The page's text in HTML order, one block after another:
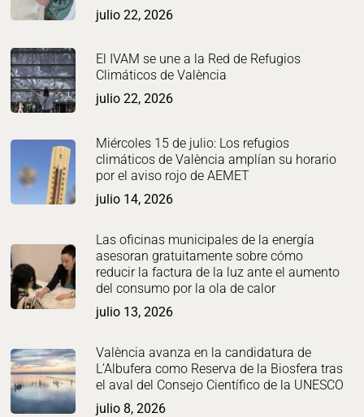
julio 22, 2026
El IVAM se une a la Red de Refugios
Climáticos de València
julio 22, 2026
Miércoles 15 de julio: Los refugios
climáticos de València amplían su horario
por el aviso rojo de AEMET
julio 14, 2026
Las oficinas municipales de la energía
asesoran gratuitamente sobre cómo
reducir la factura de la luz ante el aumento
del consumo por la ola de calor
julio 13, 2026
València avanza en la candidatura de
L’Albufera como Reserva de la Biosfera tras
el aval del Consejo Científico de la UNESCO
julio 8, 2026